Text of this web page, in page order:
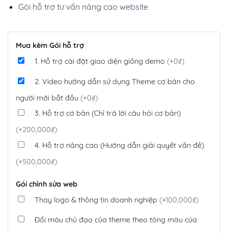
Gói hỗ trợ tư vấn nâng cao website
Mua kèm Gói hỗ trợ
1. Hỗ trợ cài đặt giao diện giống demo (+0₫)
2. Video hướng dẫn sử dụng Theme cơ bản cho
người mới bắt đầu (+0₫)
3. Hỗ trợ cơ bản (Chỉ trả lời câu hỏi cơ bản)
(+200,000₫)
4. Hỗ trợ nâng cao (Hướng dẫn giải quyết vấn đề)
(+500,000₫)
Gói chỉnh sửa web
Thay logo & thông tin doanh nghiệp (+100,000₫)
Đổi màu chủ đạo của theme theo tông màu của